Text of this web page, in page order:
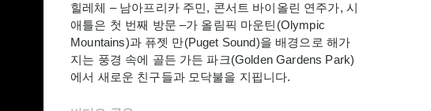
힐레체 – 남아프리카 주민, 콘서트 바이올린 연주가, 시
애틀은 첫 번째 방문 –가 올림픽 마운틴(Olympic
Mountains)과 퓨젯 만(Puget Sound)을 배경으로 해가
지는 풍경 속에 골든 가든 파크(Golden Gardens Park)
에서 새로운 친구들과 모닥불을 지핍니다.